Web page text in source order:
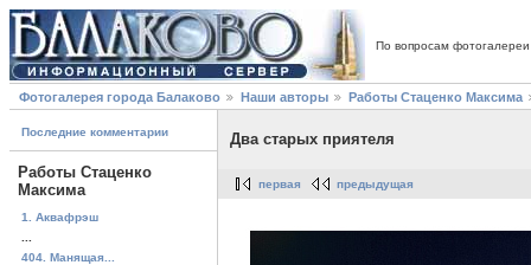
По вопросам
Фотогалерея города Балаково Наши авторы Работы Стаценко Максима
Последние комментарии
Работы Стаценко
Максима
1. Аквафрэш
404. Манящая...
Два старых приятеля
первая предыдущая